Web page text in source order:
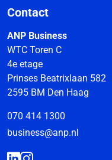
Contact
ANP Business
WTC Toren C
4e etage
Prinses Beatrixlaan 582
2595 BM Den Haag
070 414 1300
business@anp.nl